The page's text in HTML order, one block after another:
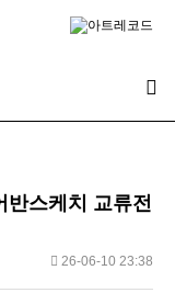
반스케치 교류전
26-06-10 23:38